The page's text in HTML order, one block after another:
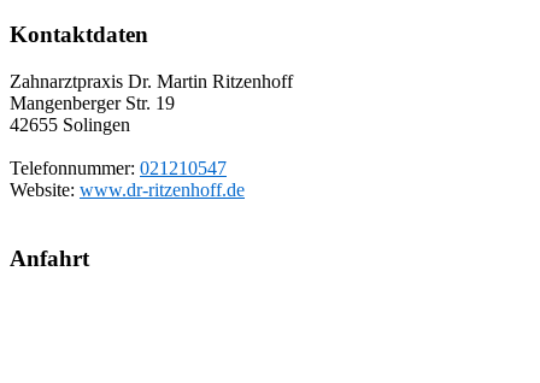
Kontaktdaten
Zahnarztpraxis Dr. Martin Ritzenhoff
Mangenberger Str. 19
42655 Solingen
Telefonnummer: 021210547
Website: www.dr-ritzenhoff.de
Anfahrt